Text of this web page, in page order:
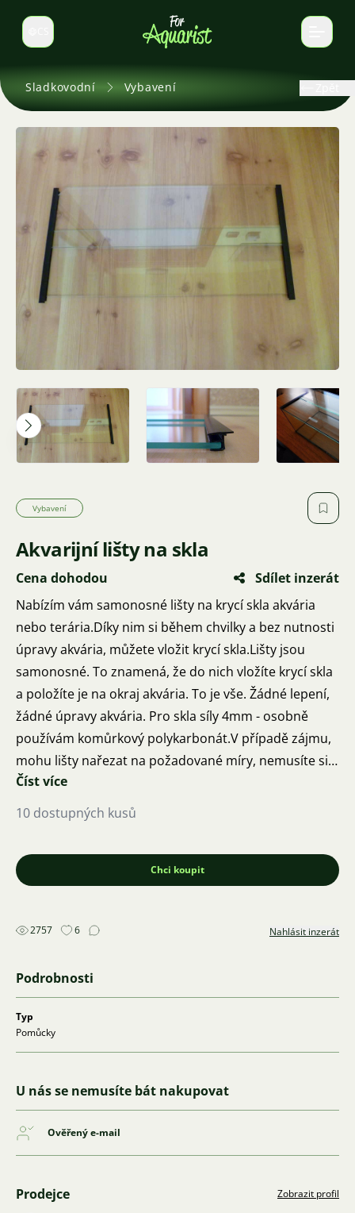
Select language
Sladkovodní Vybavení
Vybavení
Akvarijní lišty na skla
Cena dohodou
Sdílet inzerát
Nabízím vám samonosné lišty na krycí skla akvária
nebo terária.Díky nim si během chvilky a bez nutnosti
úpravy akvária, můžete vložit krycí skla.Lišty jsou
samonosné. To znamená, že do nich vložíte krycí skla
a položíte je na okraj akvária. To je vše. Žádné lepení,
žádné úpravy akvária. Pro skla síly 4mm - osobně
používám komůrkový polykarbonát.V případě zájmu,
mohu lišty nařezat na požadované míry, nemusíte si
brát celé metry. Cena 50 halířů za cm. Vše je jen o
domluvě. Předání v Plzni, popřípadě po platbě
Volejte nebo napište zprávu a já Vám zavolám.
Číst více
10 dostupných kusů
Chci koupit
2757 6 Nahlásit inzerát
Podrobnosti
Typ
Pomůcky
U nás se nemusíte bát nakupovat
Ověřený e-mail
Prodejce Zobrazit profil